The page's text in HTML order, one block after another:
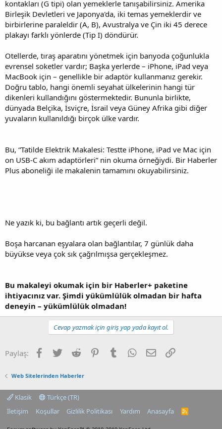
kontakları (G tipi) olan yemeklerle tanışabilirsiniz. Amerika
Birleşik Devletleri ve Japonya'da, iki temas yemeklerdir ve
birbirlerine paraleldir (A, B), Avustralya ve Çin iki 45 derece
plakayı farklı yönlerde (Tip I) döndürür.
Otellerde, tıraş aparatını yönetmek için banyoda çoğunlukla
evrensel soketler vardır; Başka yerlerde – iPhone, iPad veya
MacBook için – genellikle bir adaptör kullanmanız gerekir.
Doğru tablo, hangi önemli seyahat ülkelerinin hangi tür
dikenleri kullandığını göstermektedir. Bununla birlikte,
dünyada Belçika, İsviçre, İsrail veya Güney Afrika gibi diğer
yuvaların kullanıldığı birçok ülke vardır.
Bu, “Tatilde Elektrik Makalesi: Testte iPhone, iPad ve Mac için
on USB-C akım adaptörleri” nin okuma örneğiydi. Bir Haberler
Plus aboneliği ile makalenin tamamını okuyabilirsiniz.
Ne yazık ki, bu bağlantı artık geçerli değil.
Boşa harcanan eşyalara olan bağlantılar, 7 günlük daha
büyükse veya çok sık çağrılmışsa gerçekleşmez.
Bu makaleyi okumak için bir Haberler+ paketine
ihtiyacınız var. Şimdi yükümlülük olmadan bir hafta
deneyin – yükümlülük olmadan!
Cevap yazmak için giriş yap yada kayıt ol.
Paylaş: Facebook
TwitterReddit PinterestTumblrWhatsApp
E-postaLink
Web Sitelerinden Haberler
Klasik
Türkçe (TR)
İletişim
Koşullar Gizlilik Politikası Yardım Anasayfa
R